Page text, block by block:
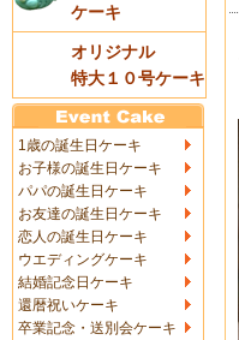
ケーキ
オリジナル
特大１０号ケーキ
1歳の誕生日ケーキ
お子様の誕生日ケーキ
パパの誕生日ケーキ
お友達の誕生日ケーキ
恋人の誕生日ケーキ
ウエディングケーキ
結婚記念日ケーキ
還暦祝いケーキ
卒業記念・送別会ケーキ